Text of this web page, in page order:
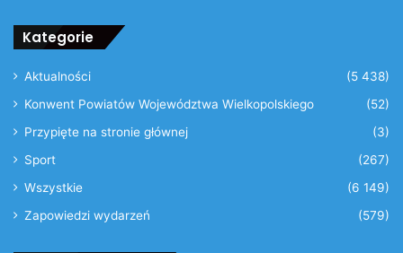
Kategorie
Aktualności
(5 438)
Konwent Powiatów Województwa Wielkopolskiego
(52)
Przypięte na stronie głównej
(3)
Sport
(267)
Wszystkie
(6 149)
Zapowiedzi wydarzeń
(579)